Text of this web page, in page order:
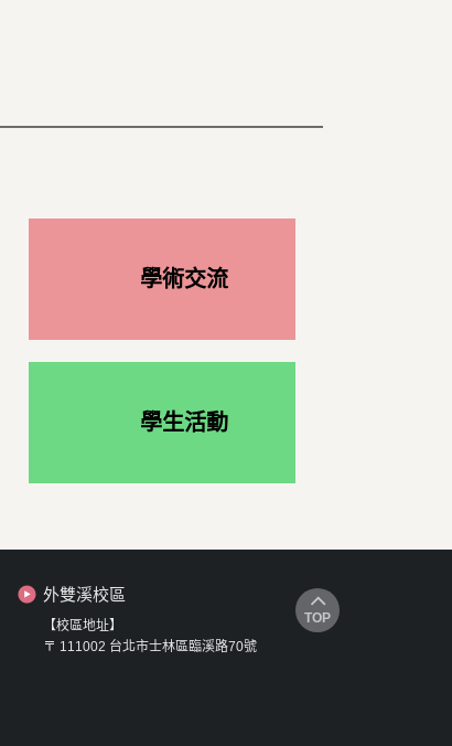
學術交流
學生活動
外雙溪校區
【校區地址】
〒 111002 台北市士林區臨溪路70號
TOP